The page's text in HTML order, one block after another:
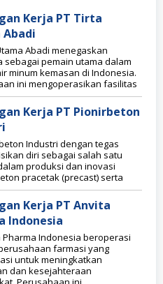
Kerja PT Tirta
Abadi menegaskan
sebagai pemain utama dalam
minum kemasan di Indonesia.
ini mengoperasikan fasilitas
Kerja PT Pionirbeton
Industri dengan tegas
diri sebagai salah satu
produksi dan inovasi
pracetak (precast) serta
Kerja PT Anvita
Indonesia
Pharma Indonesia beroperasi
farmasi yang
untuk meningkatkan
dan kesejahteraan